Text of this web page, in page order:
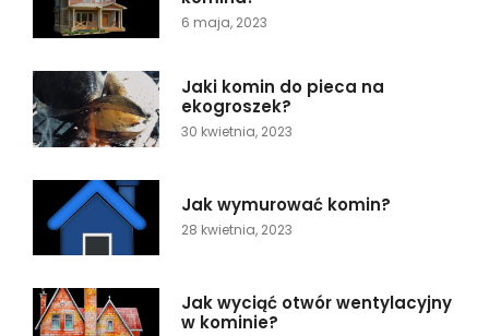
6 maja, 2023
Jaki komin do pieca na
ekogroszek?
30 kwietnia, 2023
Jak wymurować komin?
28 kwietnia, 2023
Jak wyciąć otwór wentylacyjny
w kominie?